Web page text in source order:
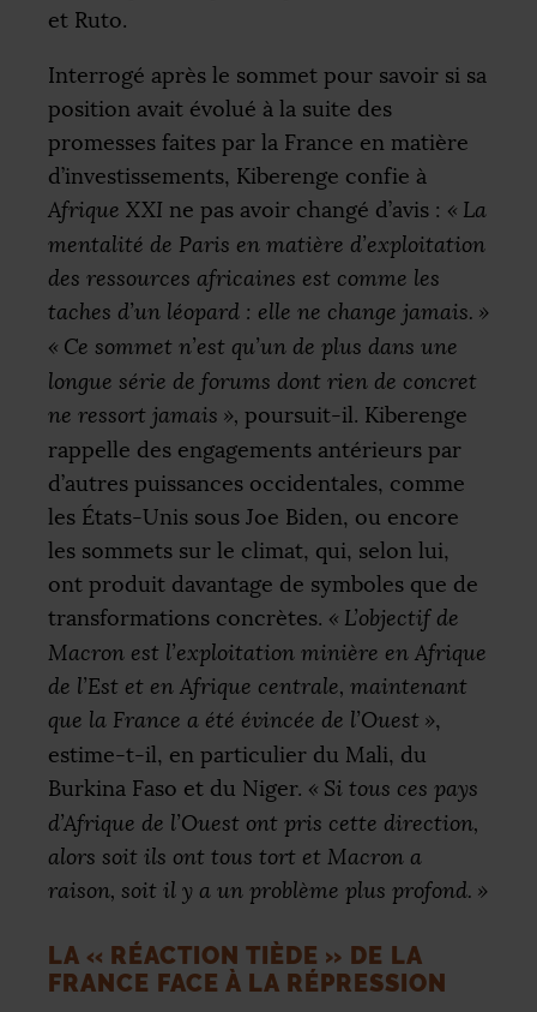
et Ruto.
Interrogé après le sommet pour savoir si sa
position avait évolué à la suite des
promesses faites par la France en matière
d’investissements, Kiberenge confie à
Afrique XXI ne pas avoir changé d’avis : « La
mentalité de Paris en matière d’exploitation
des ressources africaines est comme les
taches d’un léopard : elle ne change jamais. »
« Ce sommet n’est qu’un de plus dans une
longue série de forums dont rien de concret
ne ressort jamais », poursuit-il. Kiberenge
rappelle des engagements antérieurs par
d’autres puissances occidentales, comme
les États-Unis sous Joe Biden, ou encore
les sommets sur le climat, qui, selon lui,
ont produit davantage de symboles que de
transformations concrètes. « L’objectif de
Macron est l’exploitation minière en Afrique
de l’Est et en Afrique centrale, maintenant
que la France a été évincée de l’Ouest »,
estime-t-il, en particulier du Mali, du
Burkina Faso et du Niger. « Si tous ces pays
d’Afrique de l’Ouest ont pris cette direction,
alors soit ils ont tous tort et Macron a
raison, soit il y a un problème plus profond. »
LA « RÉACTION TIÈDE » DE LA
FRANCE FACE À LA RÉPRESSION